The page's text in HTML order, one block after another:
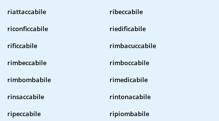
riattaccabile
ribeccabile
riconficcabile
riedificabile
rificcabile
rimbacuccabile
rimbeccabile
rimboccabile
rimbombabile
rimedicabile
rinsaccabile
rintonacabile
ripeccabile
ripiombabile